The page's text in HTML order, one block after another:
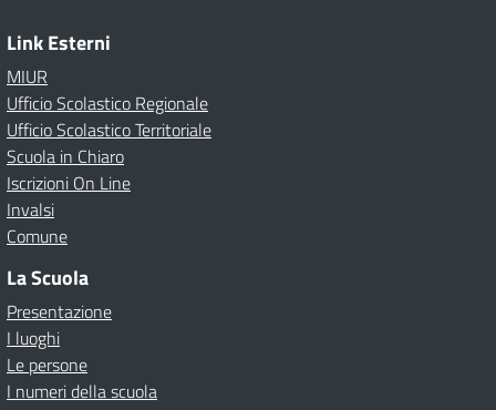
Link Esterni
MIUR
Ufficio Scolastico Regionale
Ufficio Scolastico Territoriale
Scuola in Chiaro
Iscrizioni On Line
Invalsi
Comune
La Scuola
Presentazione
I luoghi
Le persone
I numeri della scuola